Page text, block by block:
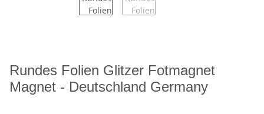
Rundes Folien Glitzer Fotmagnet
Magnet - Deutschland Germany